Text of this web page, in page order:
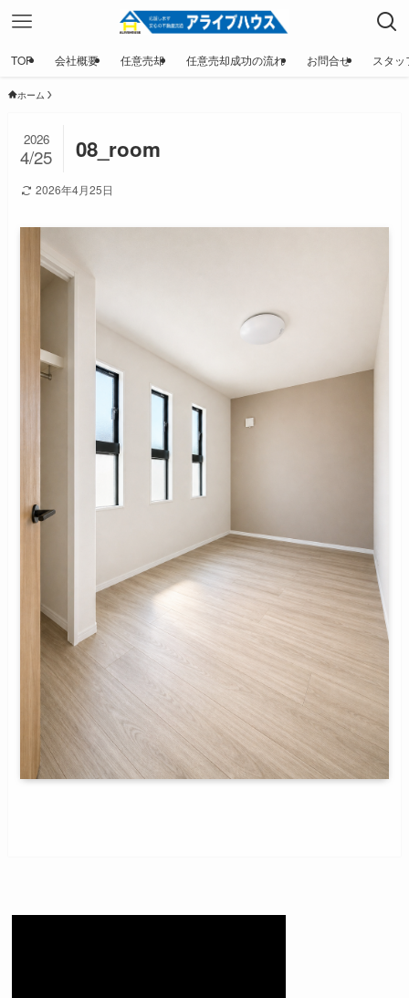
TOP 会社概要 任意売却 任意売却成功の流れ お問合せ スタ
ホーム
08_room
2026
4/25
2026年4月25日